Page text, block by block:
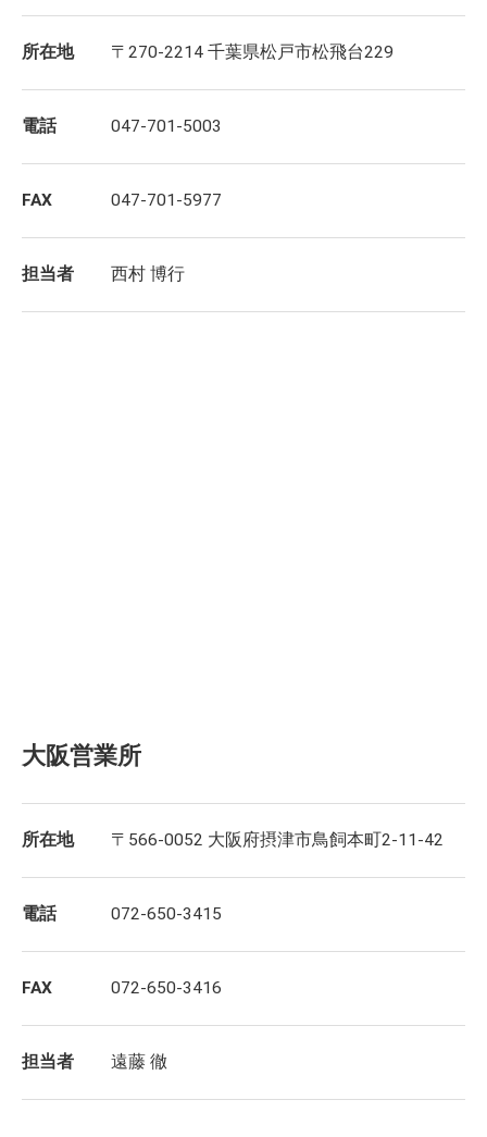
所在地 〒270-2214 千葉県松戸市松飛台229
電話 047-701-5003
FAX 047-701-5977
担当者 西村 博行
大阪営業所
所在地 〒566-0052 大阪府摂津市鳥飼本町2-11-42
電話 072-650-3415
FAX 072-650-3416
担当者 遠藤 徹